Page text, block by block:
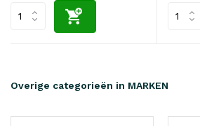
Overige categorieën in MARKEN